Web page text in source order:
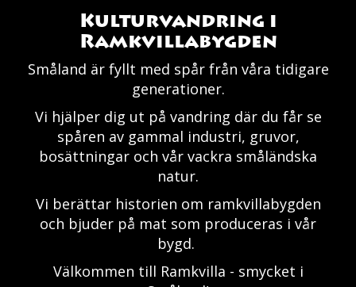
Kulturvandring i
Ramkvillabygden
Småland är fyllt med spår från våra tidigare
generationer.
Vi hjälper dig ut på vandring där du får se
spåren av gammal industri, gruvor,
bosättningar och vår vackra småländska
natur.
Vi berättar historien om ramkvillabygden
och bjuder på mat som produceras i vår
bygd.
Välkommen till Ramkvilla - smycket i